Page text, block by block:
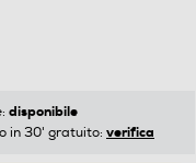
disponibile
in 30' gratuito: verifica